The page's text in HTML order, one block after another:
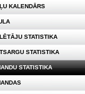
KALENDĀRS
STATISTIKA
STATISTIKA
STATISTIKA